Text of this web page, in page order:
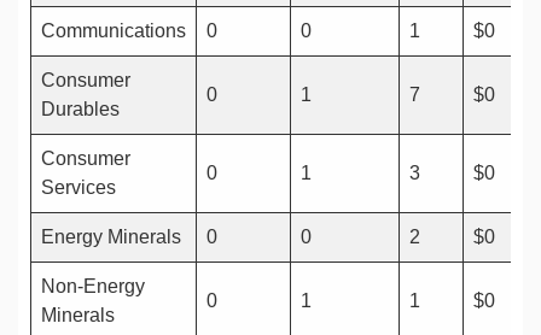
Communications 0 0 1 $0
Consumer
Durables
0 1 7 $0
Consumer
Services
0 1 3 $0
Energy Minerals 0 0 2 $0
Non-Energy
Minerals
0 1 1 $0